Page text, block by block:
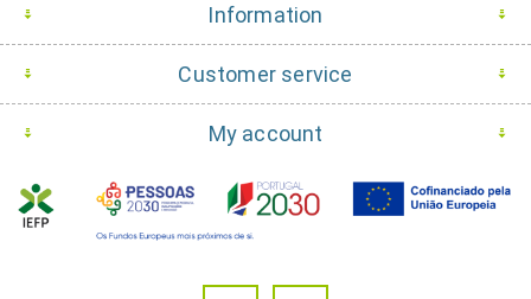
Information
Customer service
My account